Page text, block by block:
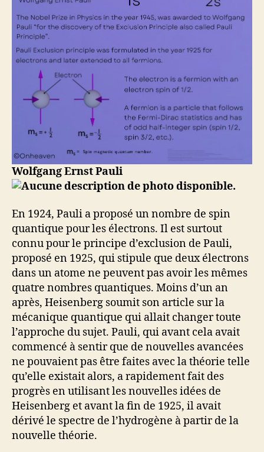
Wolfgang Ernst Pauli
En 1924, Pauli a proposé un nombre de spin
quantique pour les électrons. Il est surtout
connu pour le principe d’exclusion de Pauli,
proposé en 1925, qui stipule que deux électrons
dans un atome ne peuvent pas avoir les mêmes
quatre nombres quantiques. Moins d’un an
après, Heisenberg soumit son article sur la
mécanique quantique qui allait changer toute
l’approche du sujet. Pauli, qui avant cela avait
commencé à sentir que de nouvelles avancées
ne pouvaient pas être faites avec la théorie telle
qu’elle existait alors, a rapidement fait des
progrès en utilisant les nouvelles idées de
Heisenberg et avant la fin de 1925, il avait
dérivé le spectre de l’hydrogène à partir de la
nouvelle théorie.